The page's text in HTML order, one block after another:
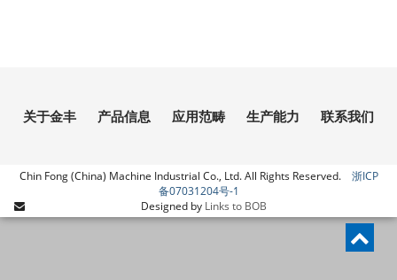
关于金丰 产品信息 应用范畴 生产能力 联系我们
Chin Fong (China) Machine Industrial Co., Ltd. All Rights Reserved. 浙ICP
备07031204号-1
Links to BOB